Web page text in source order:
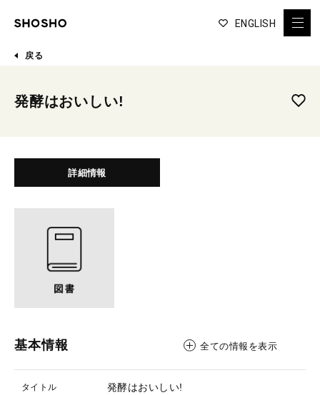
ENGLISH
戻る
発酵はおいしい!
詳細情報
基本情報 全ての情報を表示
タイトル 発酵はおいしい!